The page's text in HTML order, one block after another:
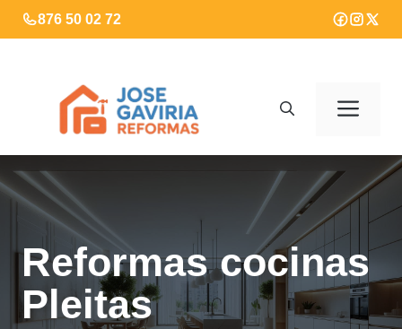
Saltar
al
876 50 02 72
Reformas cocinas
Pleitas